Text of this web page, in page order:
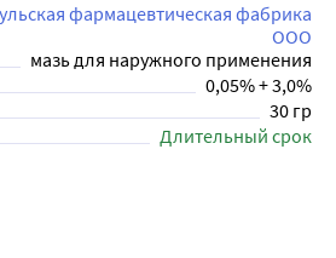
фармацевтическая фабрика
ООО
мазь для наружного применения
0,05% + 3,0%
30 гр
Длительный срок